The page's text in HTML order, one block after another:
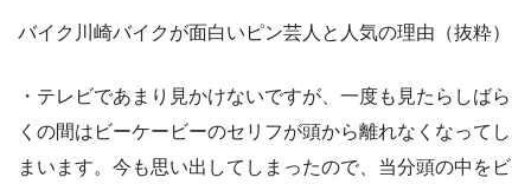
バイク川崎バイクが面白いピン芸人と人気の理由（抜粋）
・テレビであまり見かけないですが、一度も見たらしばら
くの間はビーケービーのセリフが頭から離れなくなってし
まいます。今も思い出してしまったので、当分頭の中をビ